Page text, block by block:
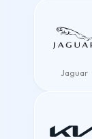
Jaguar